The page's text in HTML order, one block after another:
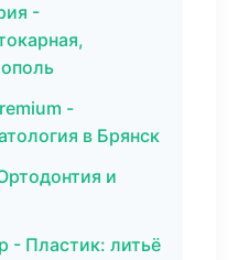
-
-
в Брянск
и
- Пластик: литьё